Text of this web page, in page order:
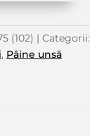
(102) Categorii:
, Pâine unsă